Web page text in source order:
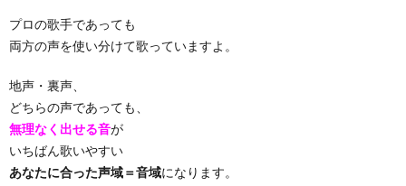
プロの歌手であっても
両方の声を使い分けて歌っていますよ。
地声・裏声、
どちらの声であっても、
無理なく出せる音が
いちばん歌いやすい
あなたに合った声域＝音域になります。